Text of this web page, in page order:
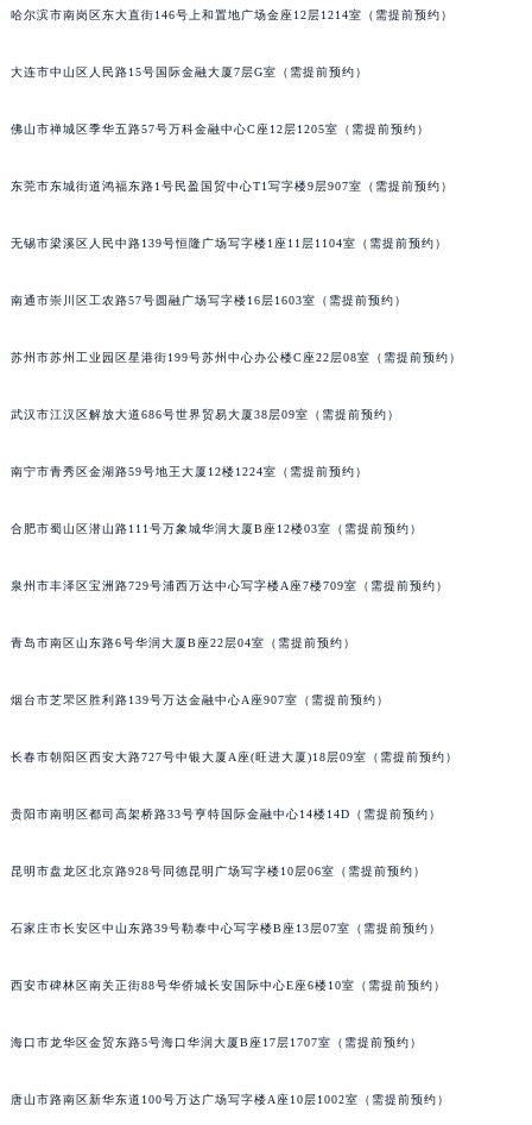
哈尔滨市南岗区东大直街146号上和置地广场金座12层1214室（需提前预约）
大连市中山区人民路15号国际金融大厦7层G室（需提前预约）
佛山市禅城区季华五路57号万科金融中心C座12层1205室（需提前预约）
东莞市东城街道鸿福东路1号民盈国贸中心T1写字楼9层907室（需提前预约）
无锡市梁溪区人民中路139号恒隆广场写字楼1座11层1104室（需提前预约）
南通市崇川区工农路57号圆融广场写字楼16层1603室（需提前预约）
苏州市苏州工业园区星港街199号苏州中心办公楼C座22层08室（需提前预约）
武汉市江汉区解放大道686号世界贸易大厦38层09室（需提前预约）
南宁市青秀区金湖路59号地王大厦12楼1224室（需提前预约）
合肥市蜀山区潜山路111号万象城华润大厦B座12楼03室（需提前预约）
泉州市丰泽区宝洲路729号浦西万达中心写字楼A座7楼709室（需提前预约）
青岛市南区山东路6号华润大厦B座22层04室（需提前预约）
烟台市芝罘区胜利路139号万达金融中心A座907室（需提前预约）
长春市朝阳区西安大路727号中银大厦A座(旺进大厦)18层09室（需提前预约）
贵阳市南明区都司高架桥路33号亨特国际金融中心14楼14D（需提前预约）
昆明市盘龙区北京路928号同德昆明广场写字楼10层06室（需提前预约）
石家庄市长安区中山东路39号勒泰中心写字楼B座13层07室（需提前预约）
西安市碑林区南关正街88号华侨城长安国际中心E座6楼10室（需提前预约）
海口市龙华区金贸东路5号海口华润大厦B座17层1707室（需提前预约）
唐山市路南区新华东道100号万达广场写字楼A座10层1002室（需提前预约）